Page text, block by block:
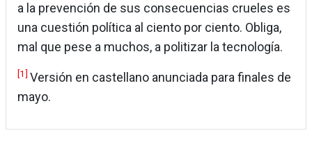
a la prevención de sus consecuencias crueles es
una cuestión política al ciento por ciento. Obliga,
mal que pese a muchos, a politizar la tecnología.
[1] Versión en castellano anunciada para finales de
mayo.